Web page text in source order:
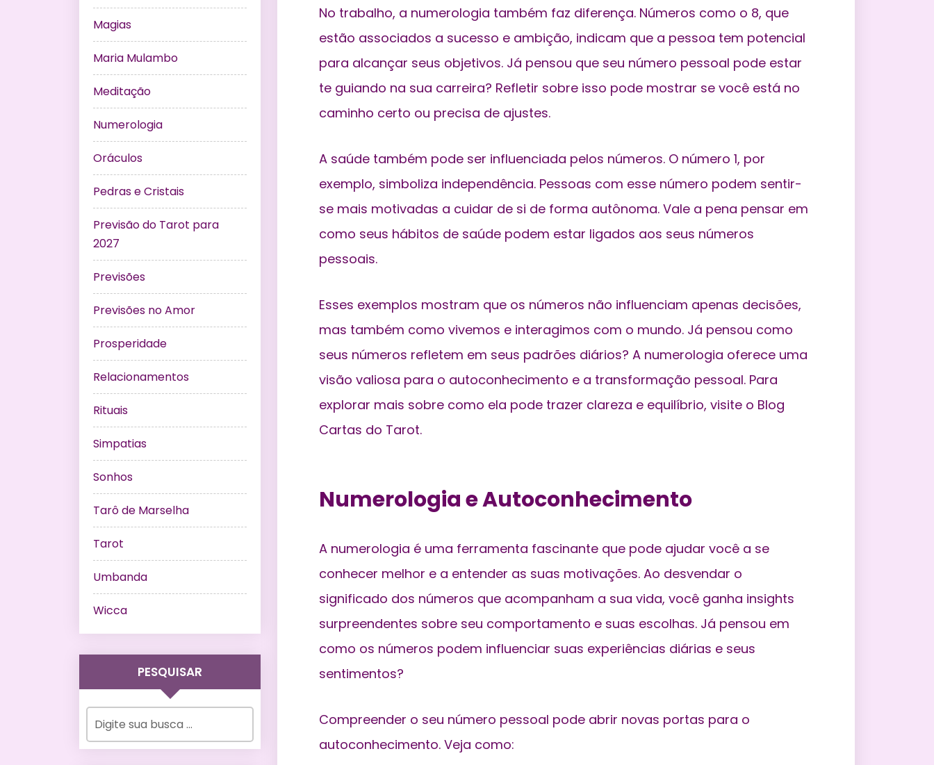
No trabalho, a numerologia também faz diferença. Números como o 8, que
estão associados a sucesso e ambição, indicam que a pessoa tem potencial
para alcançar seus objetivos. Já pensou que seu número pessoal pode estar
te guiando na sua carreira? Refletir sobre isso pode mostrar se você está no
caminho certo ou precisa de ajustes.
A saúde também pode ser influenciada pelos números. O número 1, por
exemplo, simboliza independência. Pessoas com esse número podem sentir-
se mais motivadas a cuidar de si de forma autônoma. Vale a pena pensar em
como seus hábitos de saúde podem estar ligados aos seus números
pessoais.
Esses exemplos mostram que os números não influenciam apenas decisões,
mas também como vivemos e interagimos com o mundo. Já pensou como
seus números refletem em seus padrões diários? A numerologia oferece uma
visão valiosa para o autoconhecimento e a transformação pessoal. Para
explorar mais sobre como ela pode trazer clareza e equilíbrio, visite o Blog
Cartas do Tarot.
Numerologia e Autoconhecimento
A numerologia é uma ferramenta fascinante que pode ajudar você a se
conhecer melhor e a entender as suas motivações. Ao desvendar o
significado dos números que acompanham a sua vida, você ganha insights
surpreendentes sobre seu comportamento e suas escolhas. Já pensou em
como os números podem influenciar suas experiências diárias e seus
sentimentos?
Compreender o seu número pessoal pode abrir novas portas para o
autoconhecimento. Veja como:
Magias
Maria Mulambo
Meditação
Numerologia
Oráculos
Pedras e Cristais
Previsão do Tarot para
2027
Previsões
Previsões no Amor
Prosperidade
Relacionamentos
Rituais
Simpatias
Sonhos
Tarô de Marselha
Tarot
Umbanda
Wicca
PESQUISAR